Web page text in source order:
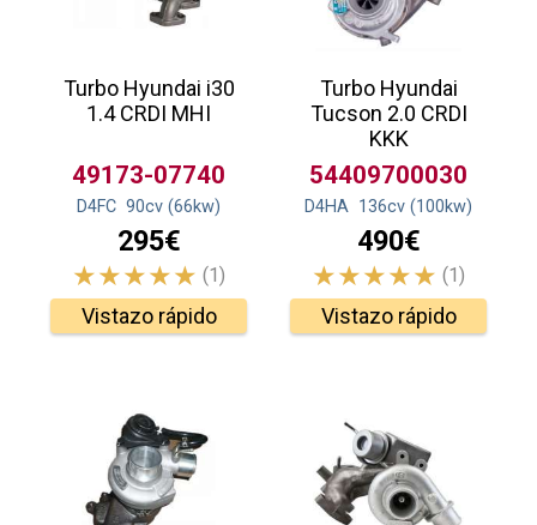
Turbo Hyundai i30
1.4 CRDI MHI
49173-07740
D4FC 90cv (66kw)
295€
(1)
Vistazo rápido
Turbo Hyundai
Tucson 2.0 CRDI
KKK
54409700030
D4HA 136cv (100kw)
490€
(1)
Vistazo rápido